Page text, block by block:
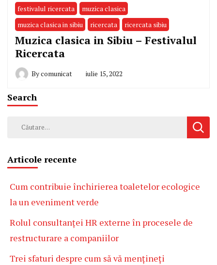
festivalul ricercata
muzica clasica
muzica clasica in sibiu
ricercata ricercata sibiu
Muzica clasica in Sibiu – Festivalul
Ricercata
Bycomunicat iulie 15, 2022
Search
Caută
Articole recente
Cum contribuie închirierea toaletelor ecologice
la un eveniment verde
Rolul consultanței HR externe în procesele de
restructurare a companiilor
Trei sfaturi despre cum să vă mențineți